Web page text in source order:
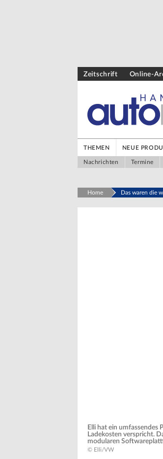
Zeitschrift Online-
THEMEN NEUE
Nachrichten Termine
Home Das waren die
Elli hat ein umfassendes
Ladekosten verspricht.
modularen
© Elli/VW